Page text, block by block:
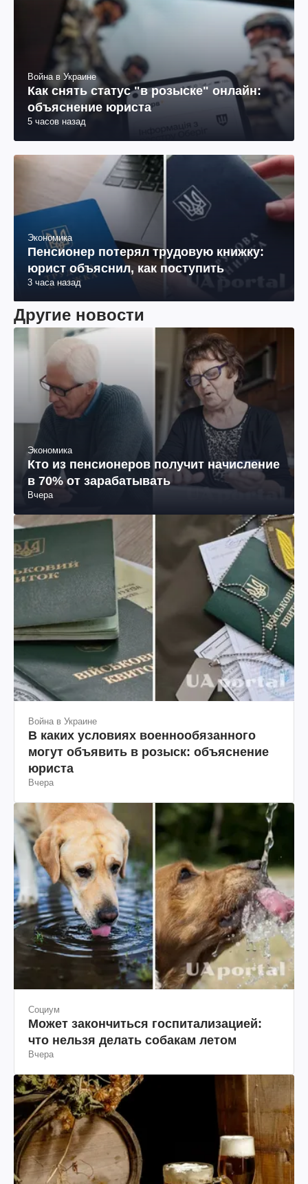
Война в Украине
Как снять статус "в розыске" онлайн:
объяснение юриста
5 часов назад
Экономика
Пенсионер потерял трудовую книжку:
юрист объяснил, как поступить
3 часа назад
Другие новости
Экономика
Кто из пенсионеров получит начисление
в 70% от зарабатывать
Вчера
Война в Украине
В каких условиях военнообязанного
могут объявить в розыск: объяснение
юриста
Вчера
Социум
Может закончиться госпитализацией:
что нельзя делать собакам летом
Вчера